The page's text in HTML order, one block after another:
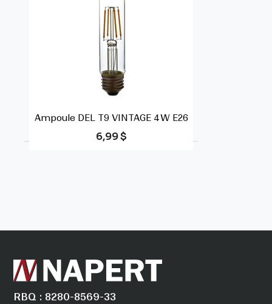
Ampoule DEL T9 VINTAGE 4W E26
Prix
6,99 $
RBQ : 8280-8569-33